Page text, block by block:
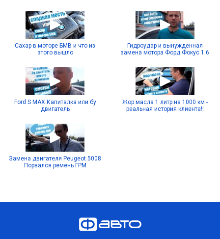
Сахар в моторе БМВ и что из
этого вышло
Гидроудар и вынужденная
замена мотора Форд Фокус 1.6
Ford S MAX Капиталка или бу
двигатель
Жор масла 1 литр на 1000 км -
реальная история клиента!!
Замена двигателя Peugeot 5008
Порвался ремень ГРМ